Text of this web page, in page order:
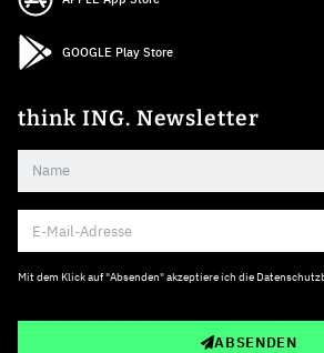
GOOGLE Play Store
think ING. Newsletter
Mit dem Klick auf "Absenden" akzeptiere ich die
ABSENDEN